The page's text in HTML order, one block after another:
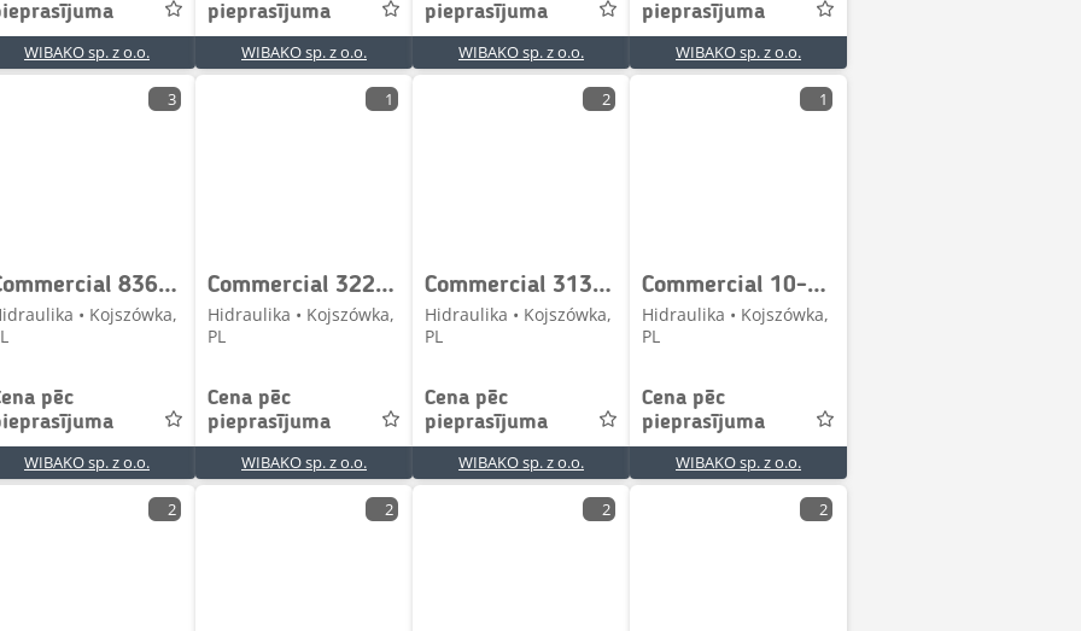
WIBAKO sp. z o.o.
pieprasījuma
WIBAKO sp. z o.o.
pieprasījuma
WIBAKO sp. z o.o.
pieprasījuma
WIBAKO sp. z o.o.
3
Commercial 8367-3067 3109110009 Hydraulic pump / Hydraulikpum
• Kojszówka,
pēc
WIBAKO sp. z o.o.
1
Commercial 322 112207-L057 4115 Gear pump / Zahnpumpe / Pomp
Hidraulika • Kojszówka,
PL
Cena pēc
pieprasījuma
WIBAKO sp. z o.o.
2
Commercial 313-9310-037 N108-6766 Hydraulic pump / Hydraulikp
Hidraulika • Kojszówka,
PL
Cena pēc
pieprasījuma
WIBAKO sp. z o.o.
1
Commercial 10-3226525633 Hydraulic pump / Hydraulikpumpe / P
Hidraulika • Kojszówka,
PL
Cena pēc
pieprasījuma
WIBAKO sp. z o.o.
2 2 2 2